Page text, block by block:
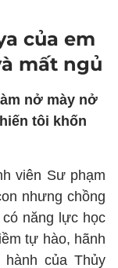
của em
mất ngủ
nở mày nở
tôi khốn
viên Sư phạm
nhưng chồng
năng lực học
tự hào, hãnh
của Thủy